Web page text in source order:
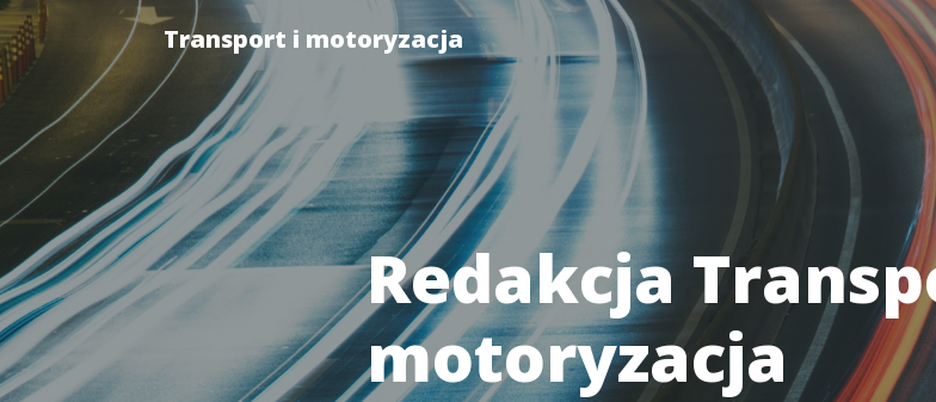
Transport i motoryzacja
Redakcja
motoryzacja